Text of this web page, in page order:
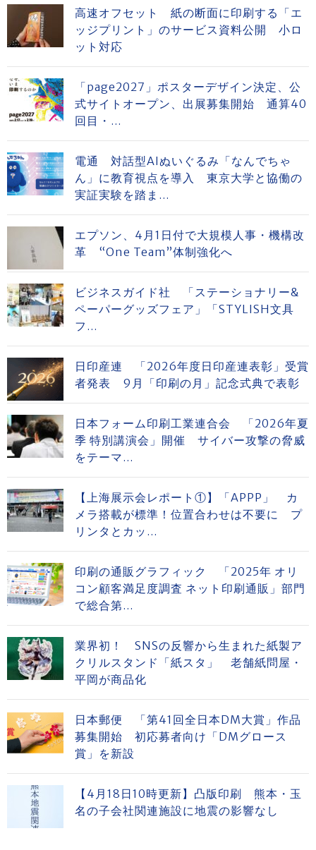
高速オフセット 紙の断面に印刷する「エ
ッジプリント」のサービス資料公開 小ロ
ット対応
「page2027」ポスターデザイン決定、公
式サイトオープン、出展募集開始 通算40
回目・...
電通 対話型AIぬいぐるみ「なんでちゃ
ん」に教育視点を導入 東京大学と協働の
実証実験を踏ま...
エプソン、4月1日付で大規模人事・機構改
革 “One Team”体制強化へ
ビジネスガイド社 「ステーショナリー&
ペーパーグッズフェア」「STYLISH文具
フ...
日印産連 「2026年度日印産連表彰」受賞
者発表 9月「印刷の月」記念式典で表彰
日本フォーム印刷工業連合会 「2026年夏
季 特別講演会」開催 サイバー攻撃の脅威
をテーマ...
【上海展示会レポート①】「APPP」 カ
メラ搭載が標準！位置合わせは不要に プ
リンタとカッ...
印刷の通販グラフィック 「2025年 オリ
コン顧客満足度調査 ネット印刷通販」部門
で総合第...
業界初！ SNSの反響から生まれた紙製ア
クリルスタンド「紙スタ」 老舗紙問屋・
平岡が商品化
日本郵便 「第41回全日本DM大賞」作品
募集開始 初応募者向け「DMグロース
賞」を新設
【4月18日10時更新】凸版印刷 熊本・玉
名の子会社関連施設に地震の影響なし